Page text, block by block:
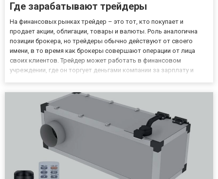
Где зарабатывают трейдеры
На финансовых рынках трейдер – это тот, кто покупает и
продает акции, облигации, товары и валюты. Роль аналогична
позиции брокера, но трейдеры обычно действуют от своего
имени, в то время как брокеры совершают операции от лица
своих клиентов. Трейдер может работать в финансовом
учреждении, где он торгует деньгами компании за зарплату и